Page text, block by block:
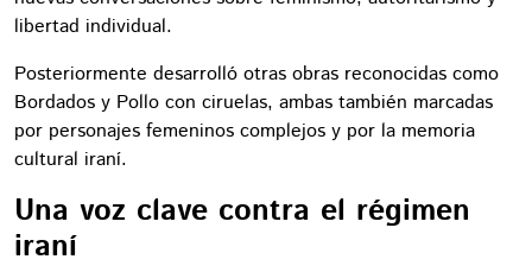
libertad individual.
Posteriormente desarrolló otras obras reconocidas como
Bordados y Pollo con ciruelas, ambas también marcadas
por personajes femeninos complejos y por la memoria
cultural iraní.
Una voz clave contra el régimen
iraní